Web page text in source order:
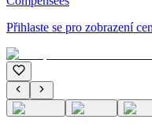
Přihlaste se pro zobrazení cen